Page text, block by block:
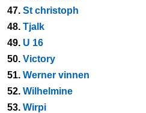
47. St christoph
48. Tjalk
49. U 16
50. Victory
51. Werner vinnen
52. Wilhelmine
53. Wirpi